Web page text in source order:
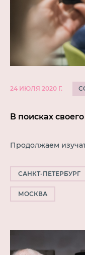
24 ИЮЛЯ 2020 Г.
В поисках
Продолжаем
САНКТ-ПЕТЕРБУРГ
МОСКВА